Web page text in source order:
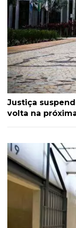
Justiça
volta na